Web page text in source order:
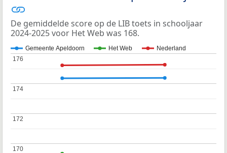
De gemiddelde score op de LIB toets in schooljaar
2024-2025 voor Het Web was 168.
Gemeente Apeldoorn Het Web Nederland
170
170
172
172
174
174
176
176